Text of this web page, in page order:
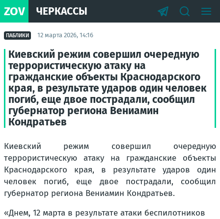
ZOV ЧЕРКАССЫ
ПАБЛИКИ 12 марта 2026, 14:16
Киевский режим совершил очередную
террористическую атаку на
гражданские объекты Краснодарского
края, в результате ударов один человек
погиб, еще двое пострадали, сообщил
губернатор региона Вениамин
Кондратьев
Киевский режим совершил очередную
террористическую атаку на гражданские объекты
Краснодарского края, в результате ударов один
человек погиб, еще двое пострадали, сообщил
губернатор региона Вениамин Кондратьев.
«Днем, 12 марта в результате атаки беспилотников